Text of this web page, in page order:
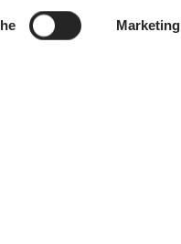
Marketing